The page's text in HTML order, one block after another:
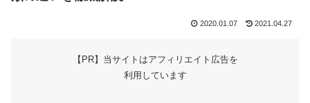
2020.01.07 2021.04.27
【PR】当サイトはアフィリエイト広告を
利用しています